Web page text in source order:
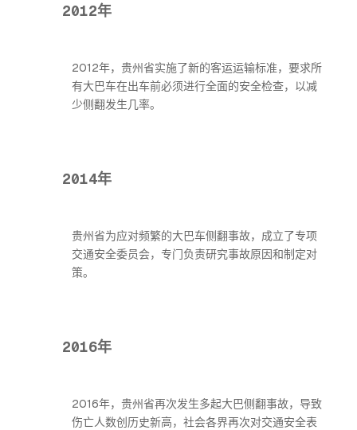
2012年
2012年，贵州省实施了新的客运运输标准，要求所
有大巴车在出车前必须进行全面的安全检查，以减
少侧翻发生几率。
2014年
贵州省为应对频繁的大巴车侧翻事故，成立了专项
交通安全委员会，专门负责研究事故原因和制定对
策。
2016年
2016年，贵州省再次发生多起大巴侧翻事故，导致
伤亡人数创历史新高，社会各界再次对交通安全表